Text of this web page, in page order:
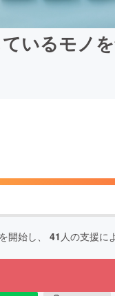
いるモノ
開始し、 41 人の支援に